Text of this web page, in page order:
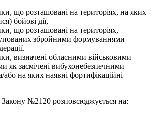
що розташовані на територіях, на яких
бойові дії,
що розташовані на територіях,
збройними формуваннями
визначені обласними військовими
як засмічені вибухонебезпечними
або на яких наявні фортифікаційні
№2120 розповсюджується на: